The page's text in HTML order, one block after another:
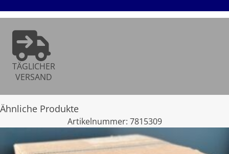
TÄGLICHER
VERSAND
Ähnliche Produkte
Artikelnummer: 7815309